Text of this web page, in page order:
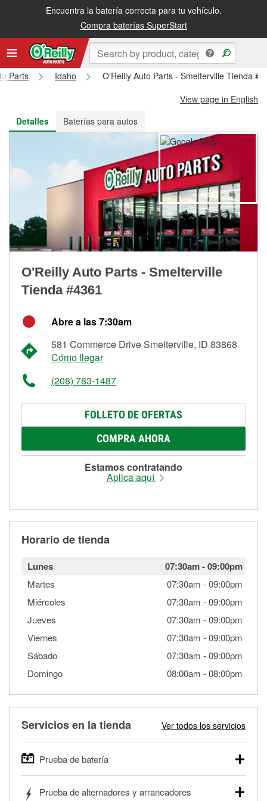
Encuentra la batería correcta para tu vehículo.
Compra baterías SuperStart
Recibe tu orden gratis al día siguiente o recógela en la tienda
Parts Idaho
O'Reilly Auto Parts - Smelterville Tienda
View page in English
Detalles
Baterías para autos
O'Reilly Auto Parts - Smelterville
Tienda #4361
Abre a las 7:30am
581 Commerce Drive Smelterville, ID 83868
Cómo llegar
(208) 783-1487
FOLLETO DE OFERTAS
COMPRA AHORA
Estamos contratando
Aplica aquí
Horario de tienda
Lunes 07:30am-09:00pm
Martes 07:30am -09:00pm
Miércoles
07:30am -09:00pm
Jueves
07:30am -09:00pm
Viernes
07:30am -09:00pm
Sábado
07:30am -09:00pm
Domingo
08:00am -08:00pm
Servicios en la tienda Ver todos los servicios
Prueba de batería
autos, camionetas, SUVs, vehículos comerciales y
Prueba de alternadores y arrancadores